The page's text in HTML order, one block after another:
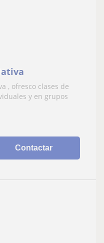
, ofresco clases de
y en grupos
Contactar